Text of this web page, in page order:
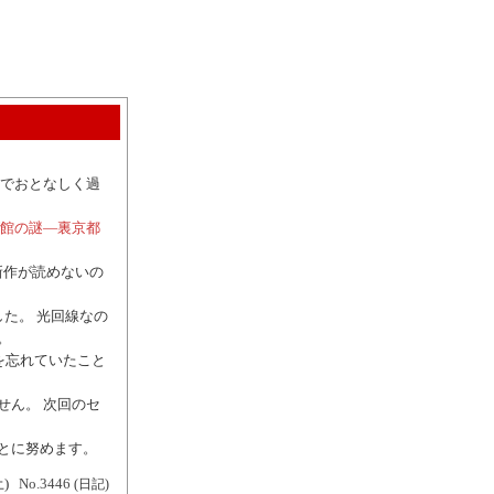
おとなしく過
の謎―裏京都
が読めないの
。 光回線なの
忘れていたこと
ん。 次回のセ
努めます。
) No.3446 (日記)